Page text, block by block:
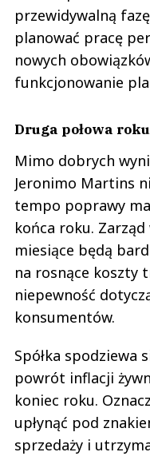
przewidywalną
planować pracę
nowych
funkcjonowanie
Druga połowa
Mimo dobrych
Jeronimo Martins
tempo poprawy
końca roku.
miesiące będą
na rosnące koszty
niepewność
konsumentów.
Spółka spodziewa
powrót inflacji
koniec roku.
upłynąć pod
sprzedaży i